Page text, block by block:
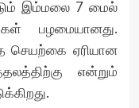
இம்மலை 7 மைல்
பழமையானது.
செயற்கை ஏரியான
என்றும்